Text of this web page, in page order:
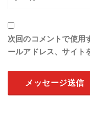
次回のコメントで使用
ールアドレス、サイト